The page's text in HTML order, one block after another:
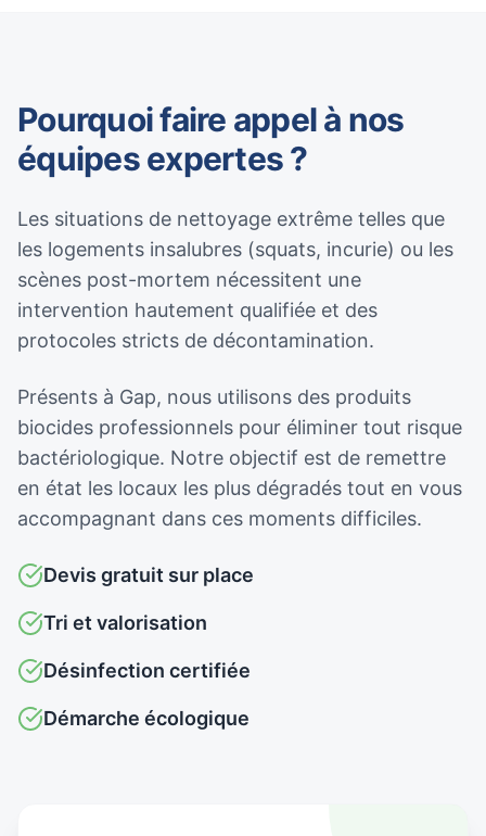
Pourquoi faire appel à nos
équipes expertes ?
Les situations de nettoyage extrême telles que
les logements insalubres (squats, incurie) ou les
scènes post-mortem nécessitent une
intervention hautement qualifiée et des
protocoles stricts de décontamination.
Présents à Gap, nous utilisons des produits
biocides professionnels pour éliminer tout risque
bactériologique. Notre objectif est de remettre
en état les locaux les plus dégradés tout en vous
accompagnant dans ces moments difficiles.
Devis gratuit sur place
Tri et valorisation
Désinfection certifiée
Démarche écologique